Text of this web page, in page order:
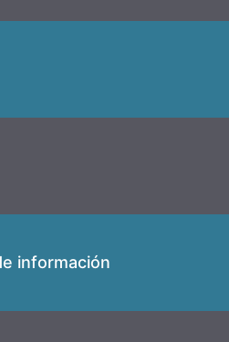
información